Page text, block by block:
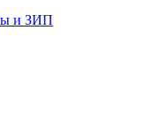
и ЗИП